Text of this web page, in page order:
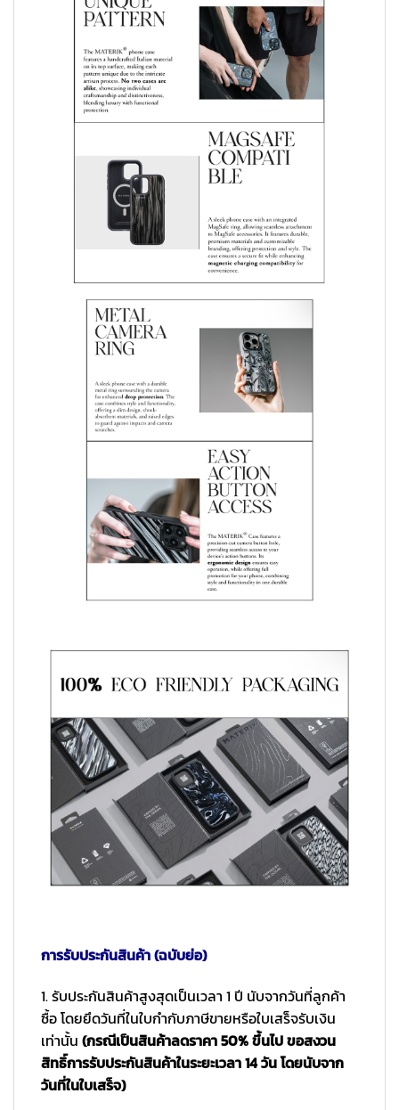
การรับประกันสินค้า (ฉบับย่อ)
1. รับประกันสินค้าสูงสุดเป็นเวลา 1 ปี นับจากวันที่ลูกค้า
ซื้อ โดยยึดวันที่ในใบกำกับภาษีขายหรือใบเสร็จรับเงิน
เท่านั้น (กรณีเป็นสินค้าลดราคา 50% ขึ้นไป ขอสงวน
สิทธิ์การรับประกันสินค้าในระยะเวลา 14 วัน โดยนับจาก
วันที่ในใบเสร็จ)